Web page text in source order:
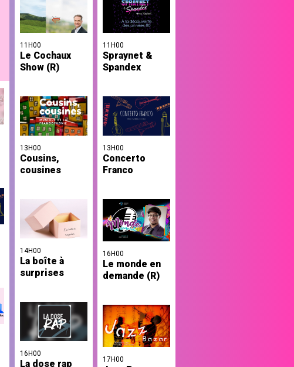
11H00
Le Cochaux
Show (R)
13H00
Cousins,
cousines
14H00
La boîte à
surprises
16H00
La dose rap
11H00
Spraynet &
Spandex
13H00
Concerto
Franco
16H00
Le monde en
demande (R)
17H00